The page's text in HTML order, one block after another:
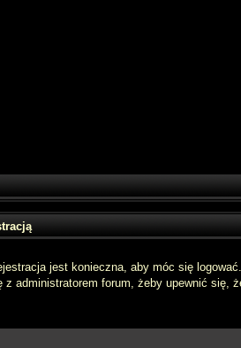
jest konieczna, aby móc się
administratorem forum, żeby upewnić się,